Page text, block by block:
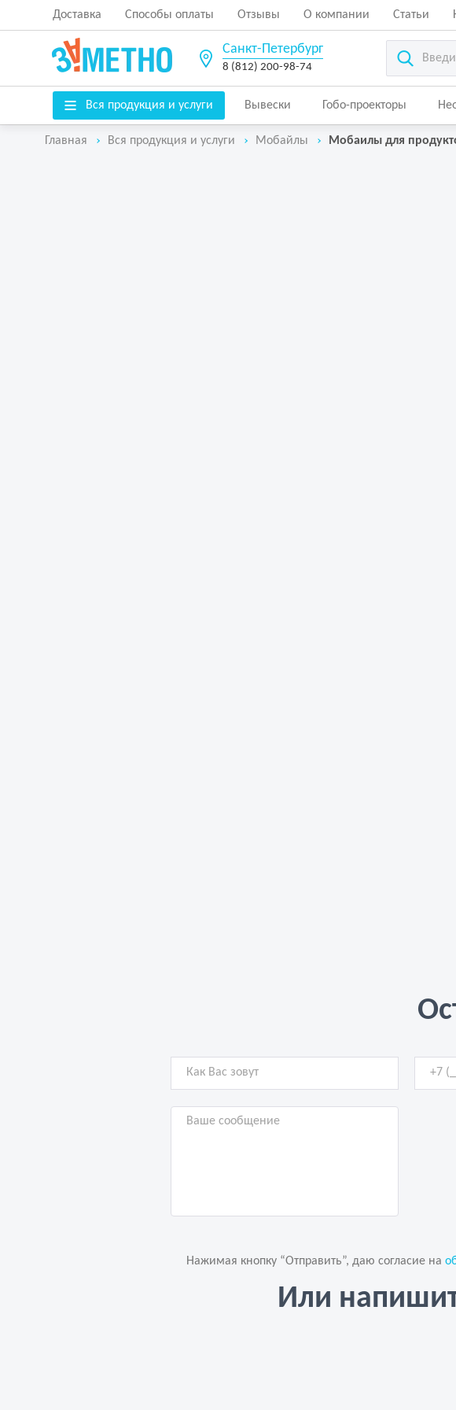
Доставка Способы оплаты Отзывы О компании Статьи
Санкт-Петербург
8 (812) 200-98-74
Вся продукция и услуги Вывески Гобо-проекторы
Главная Вся продукция и услуги Мобайлы Мобаилы для
Нажимая кнопку “Отправить”, даю согласие на
Или